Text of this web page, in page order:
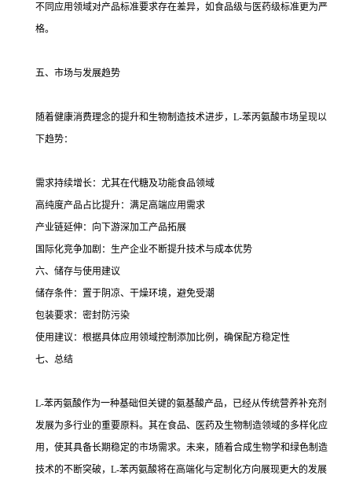
不同应用领域对产品标准要求存在差异，如食品级与医药级标准更为严
格。
五、市场与发展趋势
随着健康消费理念的提升和生物制造技术进步，L-苯丙氨酸市场呈现以
下趋势：
需求持续增长：尤其在代糖及功能食品领域
高纯度产品占比提升：满足高端应用需求
产业链延伸：向下游深加工产品拓展
国际化竞争加剧：生产企业不断提升技术与成本优势
六、储存与使用建议
储存条件：置于阴凉、干燥环境，避免受潮
包装要求：密封防污染
使用建议：根据具体应用领域控制添加比例，确保配方稳定性
七、总结
L-苯丙氨酸作为一种基础但关键的氨基酸产品，已经从传统营养补充剂
发展为多行业的重要原料。其在食品、医药及生物制造领域的多样化应
用，使其具备长期稳定的市场需求。未来，随着合成生物学和绿色制造
技术的不断突破，L-苯丙氨酸将在高端化与定制化方向展现更大的发展